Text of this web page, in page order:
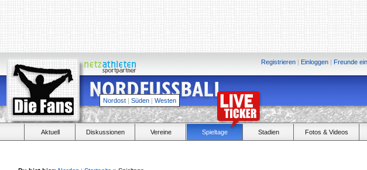
Registrieren | Einloggen | Freunde
Nordost | Süden | Westen
Aktuell Diskussionen Vereine Spieltage Stadien Fotos & Videos